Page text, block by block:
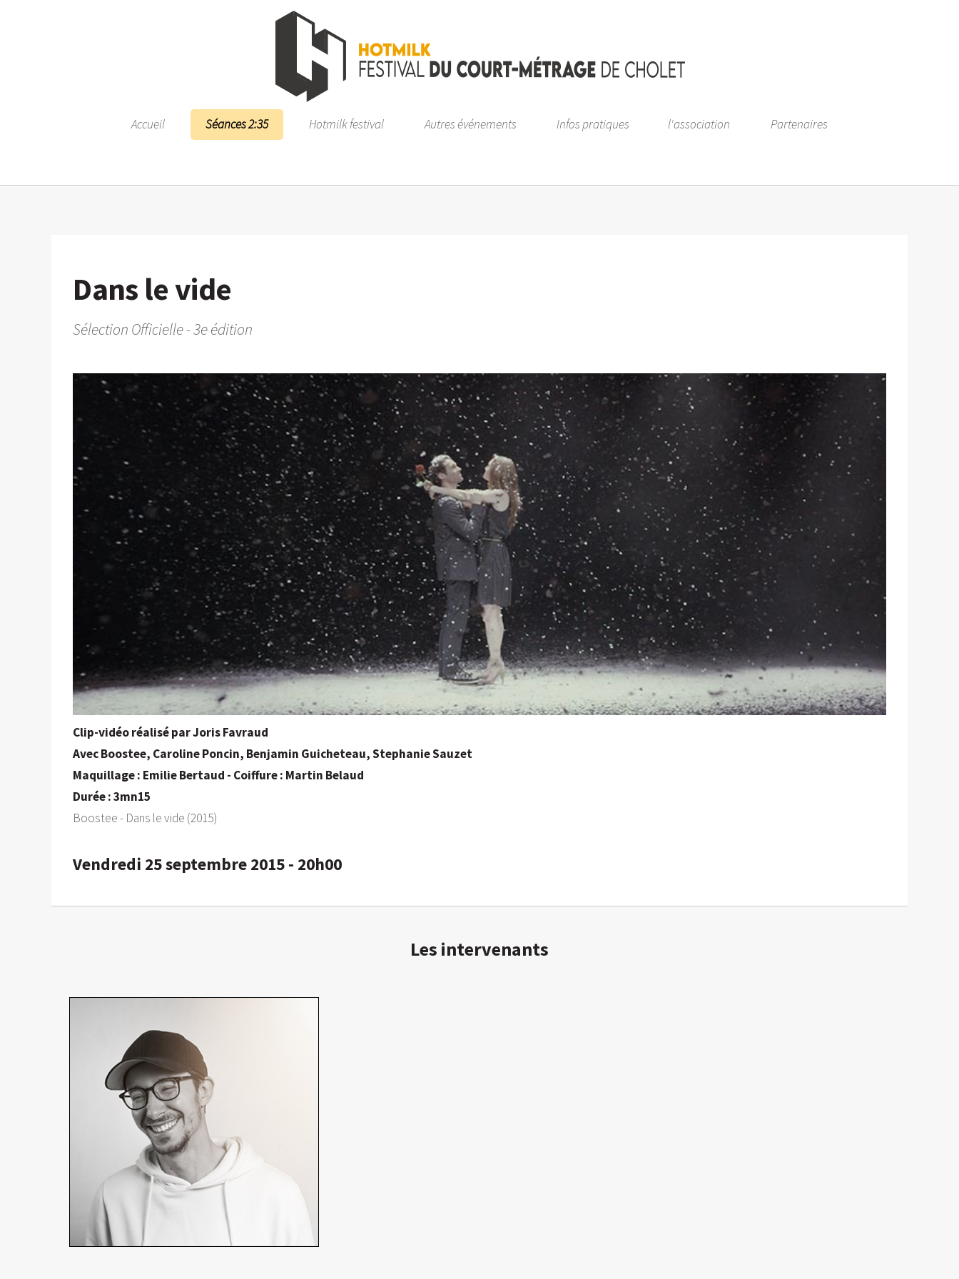
Accueil Séances 2:35 Hotmilk festival Autres événements Infos pratiques l'association Partenaires
Dans le vide
Sélection Officielle - 3e édition
Clip-vidéo réalisé par Joris Favraud
Avec Boostee, Caroline Poncin, Benjamin Guicheteau, Stephanie Sauzet
Maquillage : Emilie Bertaud - Coiffure : Martin Belaud
Durée : 3mn15
Boostee - Dans le vide (2015)
Vendredi 25 septembre 2015 - 20h00
Les intervenants
Réalisateur, chef opérateur
En détails